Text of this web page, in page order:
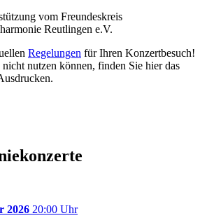
vom Freundeskreis
Reutlingen e.V.
Regelungen für Ihren Konzertbesuch!
nutzen können, finden Sie hier das
2026 20:00 Uhr